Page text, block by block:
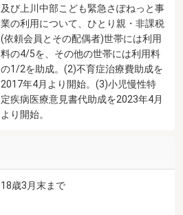
及び上川中部こども緊急さぽねっと事
業の利用について、ひとり親・非課税
(依頼会員とその配偶者)世帯には利用
料の4/5を、その他の世帯には利用料
の1/2を助成。(2)不育症治療費助成を
2017年4月より開始。(3)小児慢性特
定疾病医療意見書代助成を2023年4月
より開始。
18歳3月末まで